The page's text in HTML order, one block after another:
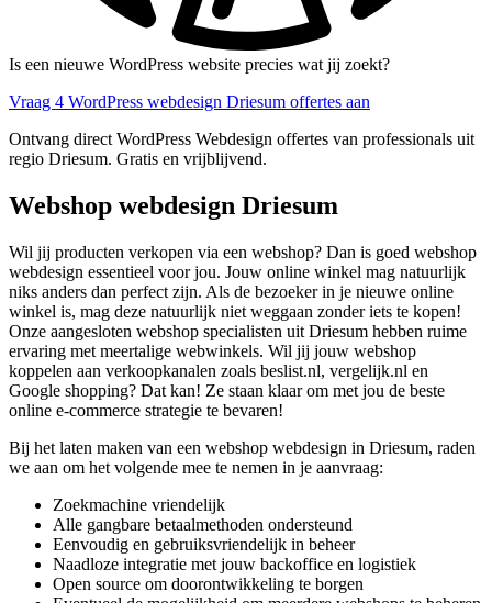
Is een nieuwe WordPress website precies wat jij zoekt?
Vraag 4 WordPress webdesign Driesum offertes aan
Ontvang direct WordPress Webdesign offertes van professionals uit
regio Driesum. Gratis en vrijblijvend.
Webshop webdesign Driesum
Wil jij producten verkopen via een webshop? Dan is goed webshop
webdesign essentieel voor jou. Jouw online winkel mag natuurlijk
niks anders dan perfect zijn. Als de bezoeker in je nieuwe online
winkel is, mag deze natuurlijk niet weggaan zonder iets te kopen!
Onze aangesloten webshop specialisten uit Driesum hebben ruime
ervaring met meertalige webwinkels. Wil jij jouw webshop
koppelen aan verkoopkanalen zoals beslist.nl, vergelijk.nl en
Google shopping? Dat kan! Ze staan klaar om met jou de beste
online e-commerce strategie te bevaren!
Bij het laten maken van een webshop webdesign in Driesum, raden
we aan om het volgende mee te nemen in je aanvraag:
Zoekmachine vriendelijk
Alle gangbare betaalmethoden ondersteund
Eenvoudig en gebruiksvriendelijk in beheer
Naadloze integratie met jouw backoffice en logistiek
Open source om doorontwikkeling te borgen